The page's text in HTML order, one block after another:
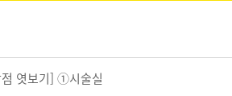
엿보기] ①시술실